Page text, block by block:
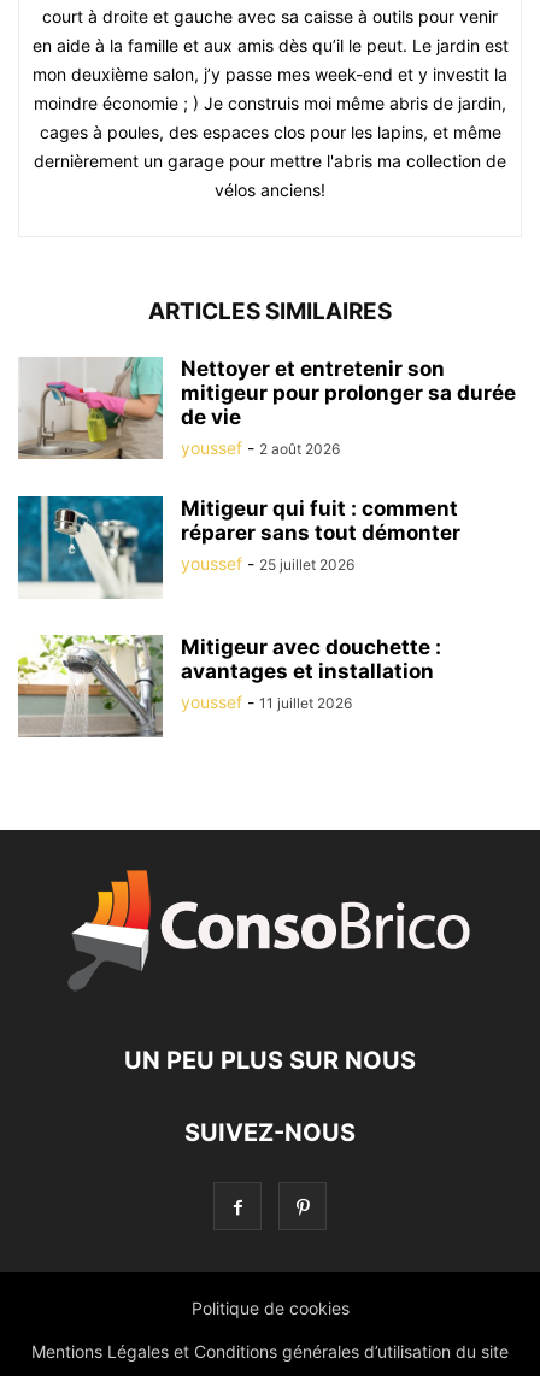
court à droite et gauche avec sa caisse à outils pour venir
en aide à la famille et aux amis dès qu’il le peut. Le jardin est
mon deuxième salon, j’y passe mes week-end et y investit la
moindre économie ; ) Je construis moi même abris de jardin,
cages à poules, des espaces clos pour les lapins, et même
dernièrement un garage pour mettre l'abris ma collection de
vélos anciens!
ARTICLES SIMILAIRES
Nettoyer et entretenir son
mitigeur pour prolonger sa durée
de vie
youssef - 2 août 2026
Mitigeur qui fuit : comment
réparer sans tout démonter
youssef - 25 juillet 2026
Mitigeur avec douchette :
avantages et installation
youssef - 11 juillet 2026
UN PEU PLUS SUR NOUS
SUIVEZ-NOUS
Politique de cookies
Mentions Légales et Conditions générales d’utilisation du site